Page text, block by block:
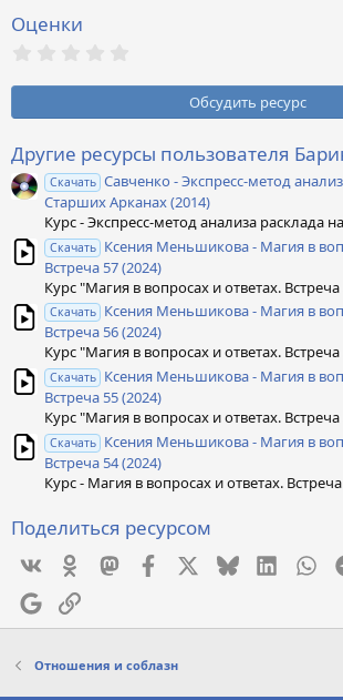
Оценки
0
з
ё
з
д
Обсудить ресурс
Другие ресурсы пользователя
Скачать Савченко - Экспресс-метод
Старших Арканах (2014)
Курс - Экспресс-метод анализа расклада
Скачать Ксения Меньшикова - Магия в
Встреча 57 (2024)
Курс "Магия в вопросах и ответах. Встреча
Скачать Ксения Меньшикова - Магия в
Встреча 56 (2024)
Курс "Магия в вопросах и ответах. Встреча
Скачать Ксения Меньшикова - Магия в
Встреча 55 (2024)
Курс "Магия в вопросах и ответах. Встреча
Скачать Ксения Меньшикова - Магия в
Встреча 54 (2024)
Курс - Магия в вопросах и ответах.
Поделиться ресурсом
VkontakteOdnoklassniki
MastodonFacebook BlueskyLinkedIn
GoogleСсылка
Отношения и соблазн